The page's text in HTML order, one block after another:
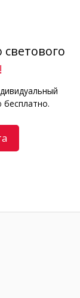
бесплатно.